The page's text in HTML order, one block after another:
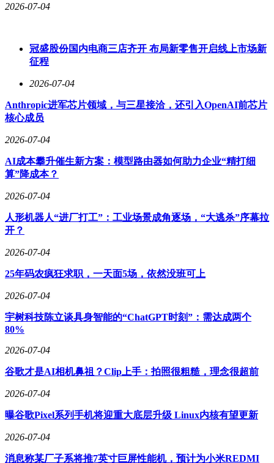
2026-07-04
冠盛股份国内电商三店齐开 布局新零售开启线上市场新
征程
2026-07-04
Anthropic进军芯片领域，与三星接洽，还引入OpenAI前芯片
核心成员
2026-07-04
AI成本攀升催生新方案：模型路由器如何助力企业“精打细
算”降成本？
2026-07-04
人形机器人“进厂打工”：工业场景成角逐场，“大逃杀”序幕拉
开？
2026-07-04
25年码农疯狂求职，一天面5场，依然没班可上
2026-07-04
宇树科技陈立谈具身智能的“ChatGPT时刻”：需达成两个
80%
2026-07-04
谷歌才是AI相机鼻祖？Clip上手：拍照很粗糙，理念很超前
2026-07-04
曝谷歌Pixel系列手机将迎重大底层升级 Linux内核有望更新
2026-07-04
消息称某厂子系将推7英寸巨屏性能机，预计为小米REDMI